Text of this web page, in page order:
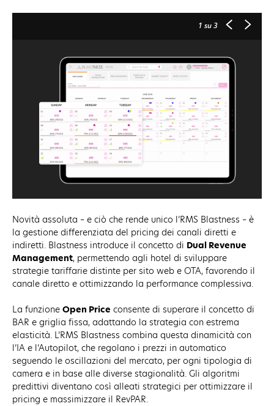
1 su 3
Novità assoluta – e ciò che rende unico l’RMS Blastness – è
la gestione differenziata del pricing dei canali diretti e
indiretti. Blastness introduce il concetto di Dual Revenue
Management, permettendo agli hotel di sviluppare
strategie tariffarie distinte per sito web e OTA, favorendo il
canale diretto e ottimizzando la performance complessiva.
La funzione Open Price consente di superare il concetto di
BAR e griglia fissa, adattando la strategia con estrema
elasticità. L’RMS Blastness combina questa dinamicità con
l’IA e l’Autopilot, che regolano i prezzi in automatico
seguendo le oscillazioni del mercato, per ogni tipologia di
camera e in base alle diverse stagionalità. Gli algoritmi
predittivi diventano così alleati strategici per ottimizzare il
pricing e massimizzare il RevPAR.